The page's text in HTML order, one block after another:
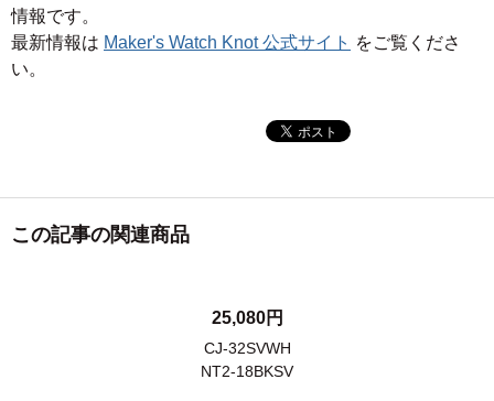
情報です。
最新情報は Maker's Watch Knot 公式サイト をご覧くださ
い。
この記事の関連商品
25,080円
CJ-32SVWH
NT2-18BKSV